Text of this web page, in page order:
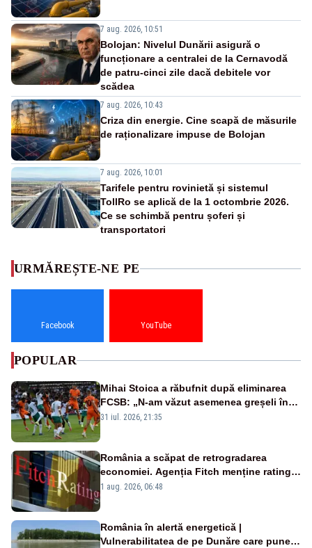
7 aug. 2026, 10:51
Bolojan: Nivelul Dunării asigură o
funcționare a centralei de la Cernavodă
de patru-cinci zile dacă debitele vor
scădea
7 aug. 2026, 10:43
Criza din energie. Cine scapă de măsurile
de raționalizare impuse de Bolojan
7 aug. 2026, 10:01
Tarifele pentru rovinietă și sistemul
TollRo se aplică de la 1 octombrie 2026.
Ce se schimbă pentru șoferi și
transportatori
URMĂREȘTE-NE PE
Facebook YouTube
POPULAR
Mihai Stoica a răbufnit după eliminarea
FCSB: „N-am văzut asemenea greșeli în
190 de meciuri europene”
31 iul. 2026, 21:35
România a scăpat de retrogradarea
economiei. Agenția Fitch menține ratingul
„BBB-” cu perspectivă negativă
1 aug. 2026, 06:48
România în alertă energetică |
Vulnerabilitatea de pe Dunăre care pune